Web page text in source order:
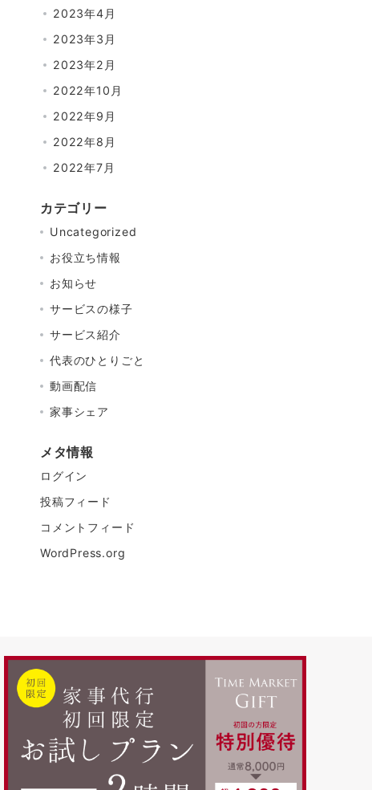
2023年4月
2023年3月
2023年2月
2022年10月
2022年9月
2022年8月
2022年7月
カテゴリー
Uncategorized
お役立ち情報
お知らせ
サービスの様子
サービス紹介
代表のひとりごと
動画配信
家事シェア
メタ情報
ログイン
投稿フィード
コメントフィード
WordPress.org